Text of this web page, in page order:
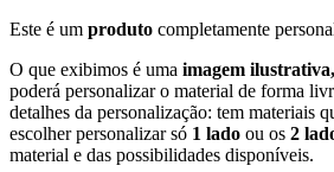
Este é um produto completamente
O que exibimos é uma imagem ilustrativa,
poderá personalizar o material de forma
detalhes da personalização: tem materiais
escolher personalizar só 1 lado ou os 2
material e das possibilidades disponíveis.